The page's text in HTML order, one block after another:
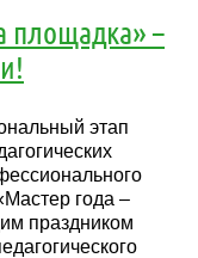
площадка» –
этап
года –
праздником